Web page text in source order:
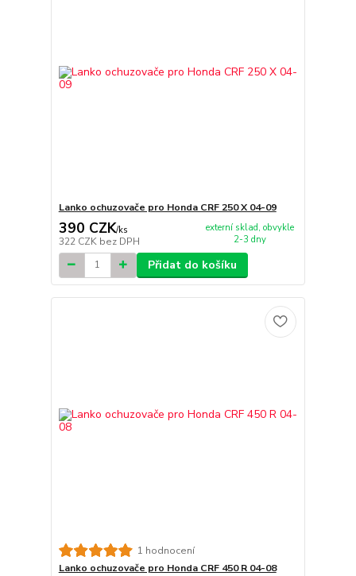
Lanko ochuzovače pro Honda CRF 250 X 04-09
390 CZK/ks
322 CZK bez DPH
externí sklad, obvykle
2-3 dny
Přidat do košíku
1 hodnocení
Lanko ochuzovače pro Honda CRF 450 R 04-08